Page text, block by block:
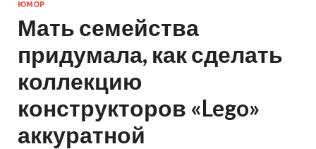
ЮМОР
Мать семейства
придумала, как сделать
коллекцию
конструкторов «Lego»
аккуратной